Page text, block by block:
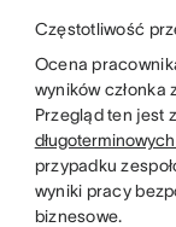
Częstotliwość
Ocena
wyników członka
Przegląd ten jest
przypadku
wyniki pracy
biznesowe.